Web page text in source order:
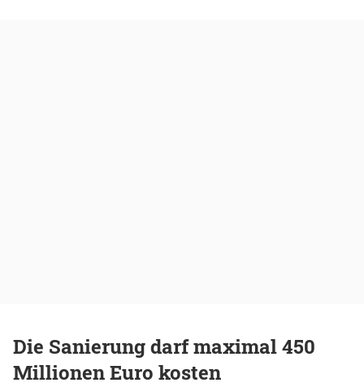
Die Sanierung darf maximal 450
Millionen Euro kosten